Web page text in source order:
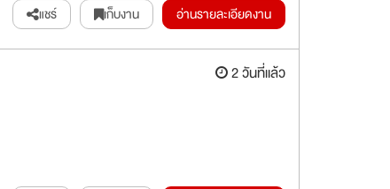
แชร์ เก็บงาน อ่านรายละเอียดงาน
2 วันที่แล้ว